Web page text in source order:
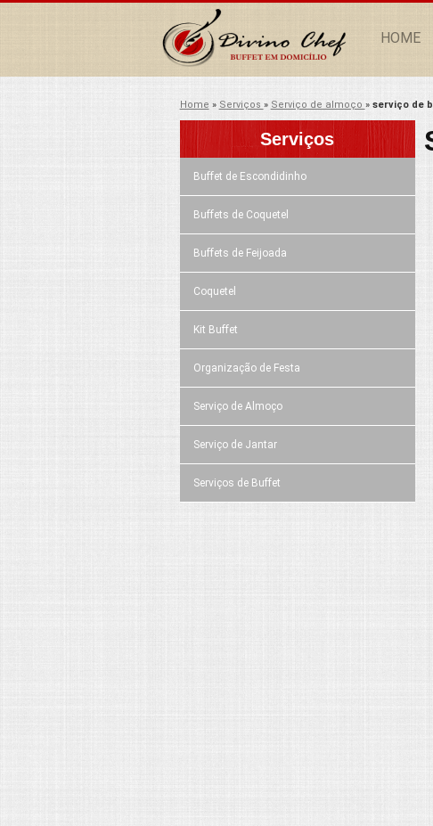
HOME
Home » Serviços » Serviço de almoço » serviço de
Serviços
Buffet de Escondidinho
Buffets de Coquetel
Buffets de Feijoada
Coquetel
Kit Buffet
Organização de Festa
Serviço de Almoço
Serviço de Jantar
Serviços de Buffet